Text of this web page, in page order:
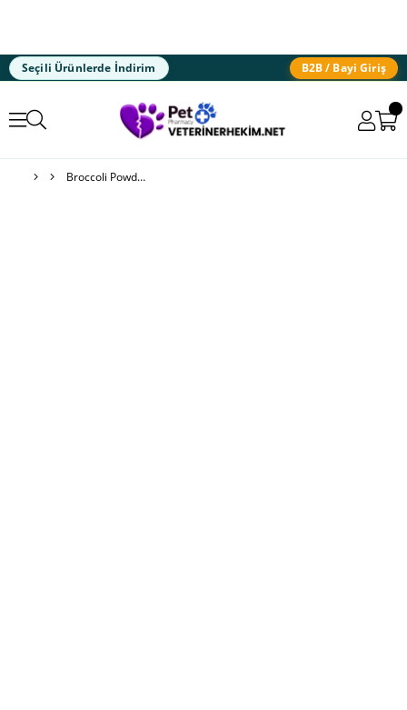
Seçili Ürünlerde İndirim B2B / Bayi Giriş
Broccoli Powder® Köpek